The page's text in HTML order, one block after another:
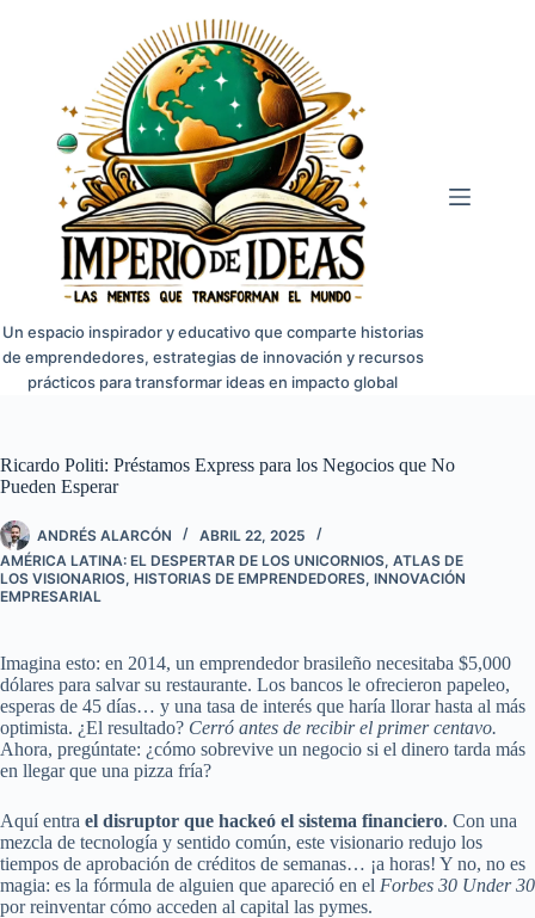
Un espacio inspirador y educativo que comparte historias
de emprendedores, estrategias de innovación y recursos
prácticos para transformar ideas en impacto global
Ricardo Politi: Préstamos Express para los Negocios que No
Pueden Esperar
ANDRÉS ALARCÓN
ABRIL 22, 2025
AMÉRICA LATINA: EL DESPERTAR DE LOS UNICORNIOS, ATLAS DE
LOS VISIONARIOS, HISTORIAS DE EMPRENDEDORES, INNOVACIÓN
EMPRESARIAL
Imagina esto: en 2014, un emprendedor brasileño necesitaba $5,000
dólares para salvar su restaurante. Los bancos le ofrecieron papeleo,
esperas de 45 días… y una tasa de interés que haría llorar hasta al más
optimista. ¿El resultado? Cerró antes de recibir el primer centavo.
Ahora, pregúntate: ¿cómo sobrevive un negocio si el dinero tarda más
en llegar que una pizza fría?
Aquí entra el disruptor que hackeó el sistema financiero. Con una
mezcla de tecnología y sentido común, este visionario redujo los
tiempos de aprobación de créditos de semanas… ¡a horas! Y no, no es
magia: es la fórmula de alguien que apareció en el Forbes 30 Under 30
por reinventar cómo acceden al capital las pymes.